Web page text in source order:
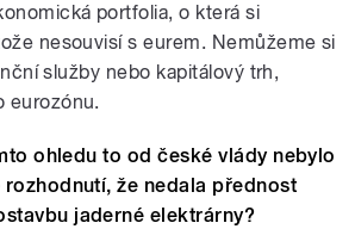
portfolia, o která si
nesouvisí s eurem. Nemůžeme si
služby nebo kapitálový trh,
eurozónu.
ohledu to od české vlády nebylo
že nedala přednost
jaderné elektrárny?